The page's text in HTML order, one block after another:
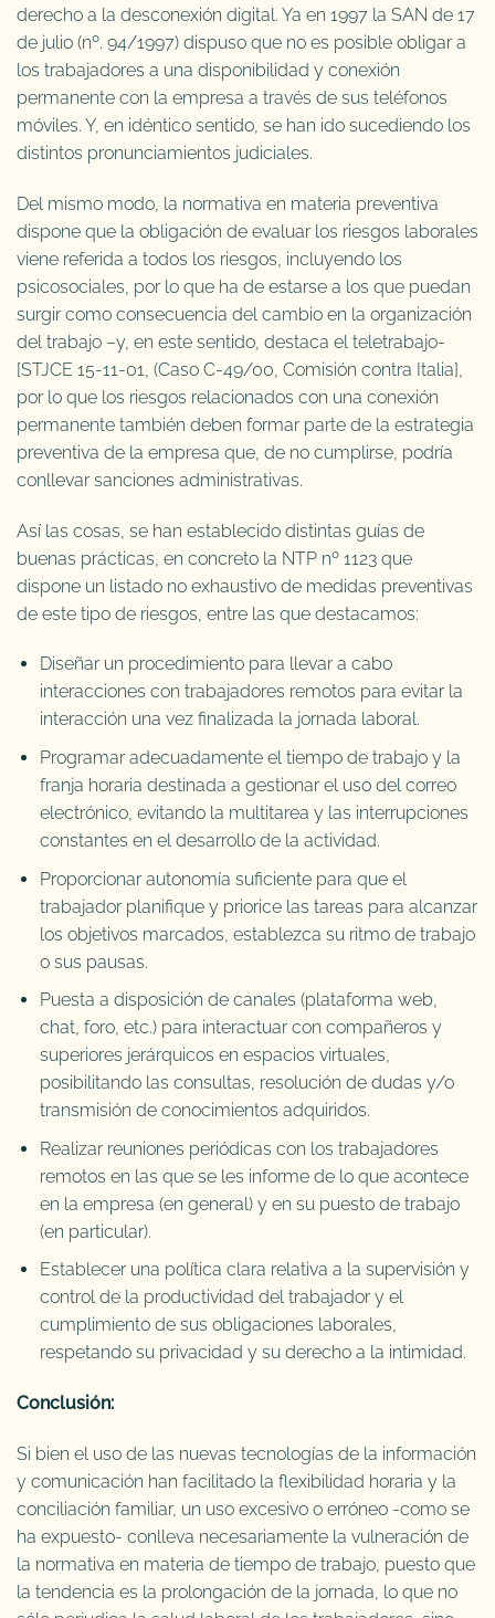
derecho a la desconexión digital. Ya en 1997 la SAN de 17
de julio (nº. 94/1997) dispuso que no es posible obligar a
los trabajadores a una disponibilidad y conexión
permanente con la empresa a través de sus teléfonos
móviles. Y, en idéntico sentido, se han ido sucediendo los
distintos pronunciamientos judiciales.
Del mismo modo, la normativa en materia preventiva
dispone que la obligación de evaluar los riesgos laborales
viene referida a todos los riesgos, incluyendo los
psicosociales, por lo que ha de estarse a los que puedan
surgir como consecuencia del cambio en la organización
del trabajo –y, en este sentido, destaca el teletrabajo-
[STJCE 15-11-01, (Caso C-49/00, Comisión contra Italia],
por lo que los riesgos relacionados con una conexión
permanente también deben formar parte de la estrategia
preventiva de la empresa que, de no cumplirse, podría
conllevar sanciones administrativas.
Así las cosas, se han establecido distintas guías de
buenas prácticas, en concreto la NTP nº 1123 que
dispone un listado no exhaustivo de medidas preventivas
de este tipo de riesgos, entre las que destacamos:
Diseñar un procedimiento para llevar a cabo
interacciones con trabajadores remotos para evitar la
interacción una vez finalizada la jornada laboral.
Programar adecuadamente el tiempo de trabajo y la
franja horaria destinada a gestionar el uso del correo
electrónico, evitando la multitarea y las interrupciones
constantes en el desarrollo de la actividad.
Proporcionar autonomía suficiente para que el
trabajador planifique y priorice las tareas para alcanzar
los objetivos marcados, establezca su ritmo de trabajo
o sus pausas.
Puesta a disposición de canales (plataforma web,
chat, foro, etc.) para interactuar con compañeros y
superiores jerárquicos en espacios virtuales,
posibilitando las consultas, resolución de dudas y/o
transmisión de conocimientos adquiridos.
Realizar reuniones periódicas con los trabajadores
remotos en las que se les informe de lo que acontece
en la empresa (en general) y en su puesto de trabajo
(en particular).
Establecer una política clara relativa a la supervisión y
control de la productividad del trabajador y el
cumplimiento de sus obligaciones laborales,
respetando su privacidad y su derecho a la intimidad.
Conclusión:
Si bien el uso de las nuevas tecnologías de la información
y comunicación han facilitado la flexibilidad horaria y la
conciliación familiar, un uso excesivo o erróneo -como se
ha expuesto- conlleva necesariamente la vulneración de
la normativa en materia de tiempo de trabajo, puesto que
la tendencia es la prolongación de la jornada, lo que no